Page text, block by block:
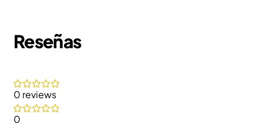
Reseñas
0 reviews
0